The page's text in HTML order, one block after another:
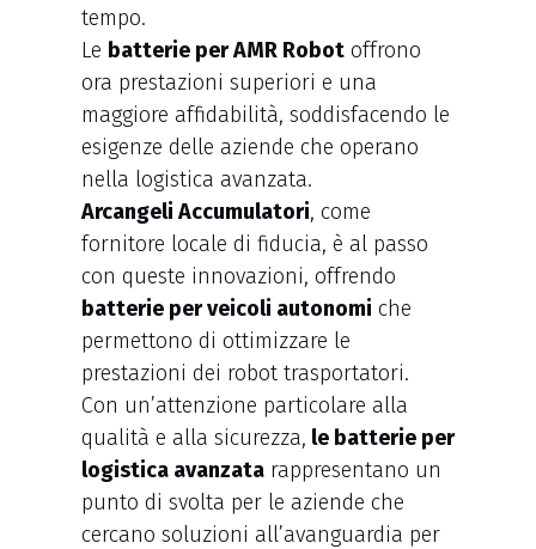
tempo.
Le batterie per AMR Robot offrono
ora prestazioni superiori e una
maggiore affidabilità, soddisfacendo le
esigenze delle aziende che operano
nella logistica avanzata.
Arcangeli Accumulatori, come
fornitore locale di fiducia, è al passo
con queste innovazioni, offrendo
batterie per veicoli autonomi che
permettono di ottimizzare le
prestazioni dei robot trasportatori.
Con un’attenzione particolare alla
qualità e alla sicurezza, le batterie per
logistica avanzata rappresentano un
punto di svolta per le aziende che
cercano soluzioni all’avanguardia per